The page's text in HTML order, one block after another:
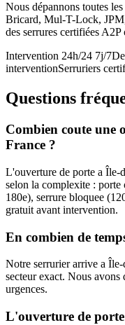
Nous dépannons toutes
Bricard, Mul-T-Lock,
des serrures certifiées
Intervention 24h/24 7j/7
interventionSerruriers
Questions
Combien coute une
France ?
L'ouverture de porte a Île-
selon la complexite : porte
180e), serrure bloquee
gratuit avant intervention.
En combien de
Notre serrurier arrive a
secteur exact. Nous
urgences.
L'ouverture de